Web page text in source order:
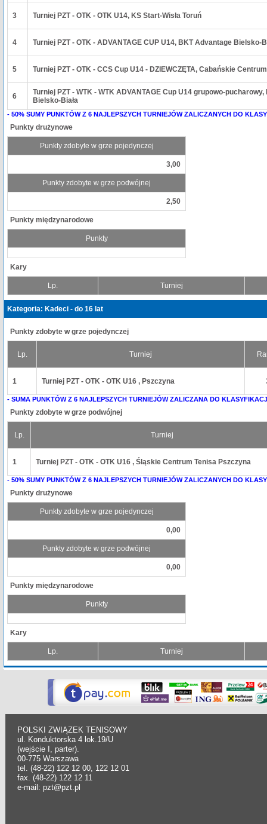
3 Turniej PZT - OTK - OTK U14, KS Start-Wisła Toruń
4 Turniej PZT - OTK - ADVANTAGE CUP U14, BKT Advantage Bielsko-
5 Turniej PZT - OTK - CCS Cup U14 - DZIEWCZĘTA, Cabańskie
6
Turniej PZT - WTK - WTK ADVANTAGE Cup U14 grupowo-
Bielsko-Biała
- 50% SUMY PUNKTÓW Z 6 NAJLEPSZYCH TURNIEJÓW ZALICZANYCH DO
Punkty drużynowe
Punkty zdobyte w grze pojedynczej
3,00
Punkty zdobyte w grze podwójnej
2,50
Punkty międzynarodowe
Punkty
Kary
Lp. Turniej
Kategoria: Kadeci - do 16 lat
Punkty zdobyte w grze pojedynczej
Lp. Turniej
1 Turniej PZT - OTK - OTK U16 , Pszczyna
- SUMA PUNKTÓW Z 6 NAJLEPSZYCH TURNIEJÓW ZALICZANA DO
Punkty zdobyte w grze podwójnej
Lp. Turniej
1 Turniej PZT - OTK - OTK U16 , Śląskie Centrum Tenisa Pszczyna
- 50% SUMY PUNKTÓW Z 6 NAJLEPSZYCH TURNIEJÓW ZALICZANYCH DO
Punkty drużynowe
Punkty zdobyte w grze pojedynczej
0,00
Punkty zdobyte w grze podwójnej
0,00
Punkty międzynarodowe
Punkty
Kary
Lp. Turniej
POLSKI ZWIĄZEK TENISOWY
ul. Konduktorska 4 lok.19/U
(wejście I, parter).
00-775 Warszawa
tel. (48-22) 122 12 00, 122 12 01
fax. (48-22) 122 12 11
e-mail: pzt@pzt.pl